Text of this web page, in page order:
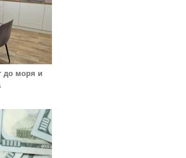
до моря и